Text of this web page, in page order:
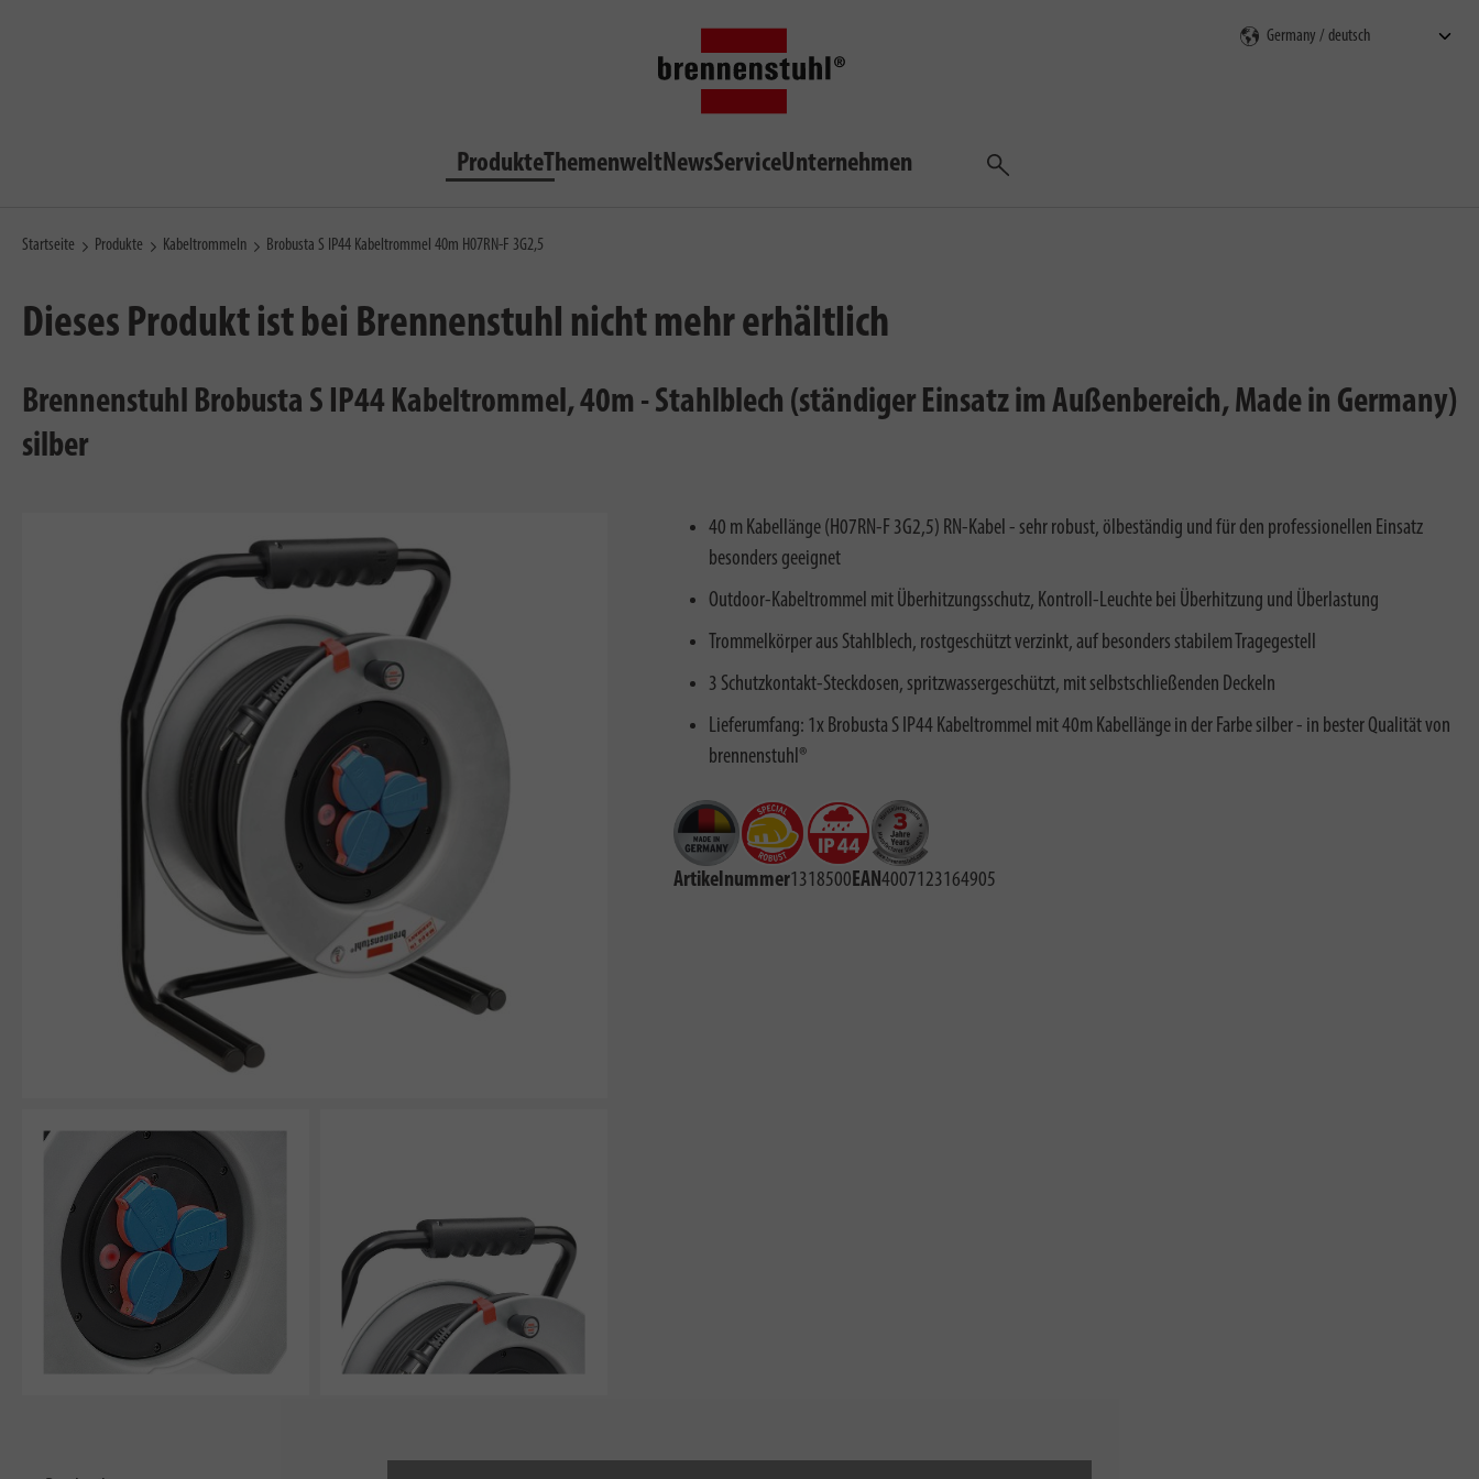
ProdukteThemenweltNewsServiceUnternehmen
Suchen
Startseite Produkte Kabeltrommeln Brobusta S IP44 Kabeltrommel 40m H07RN-F 3G2,5
Dieses Produkt ist bei Brennenstuhl nicht mehr erhältlich
Brennenstuhl Brobusta S IP44 Kabeltrommel, 40m - Stahlblech (ständiger Einsatz im Außenbereich, Made in Germany)
silber
40 m Kabellänge (H07RN-F 3G2,5) RN-Kabel - sehr robust, ölbeständig und für den professionellen Einsatz
besonders geeignet
Outdoor-Kabeltrommel mit Überhitzungsschutz, Kontroll-Leuchte bei Überhitzung und Überlastung
Trommelkörper aus Stahlblech, rostgeschützt verzinkt, auf besonders stabilem Tragegestell
3 Schutzkontakt-Steckdosen, spritzwassergeschützt, mit selbstschließenden Deckeln
Lieferumfang: 1x Brobusta S IP44 Kabeltrommel mit 40m Kabellänge in der Farbe silber - in bester Qualität von
brennenstuhl®
Artikelnummer1318500EAN4007123164905